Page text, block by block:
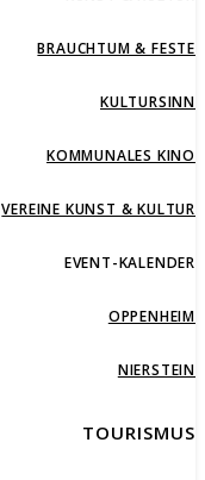
BRAUCHTUM & FESTE
KULTURSINN
KOMMUNALES KINO
VEREINE KUNST & KULTUR
EVENT-KALENDER
OPPENHEIM
NIERSTEIN
TOURISMUS